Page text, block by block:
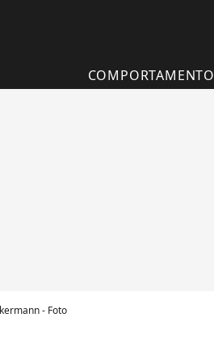
COMPORTAMENTO
- Foto